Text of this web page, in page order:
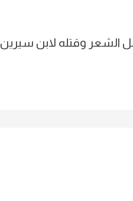
الشعر وقتله لابن سيرين